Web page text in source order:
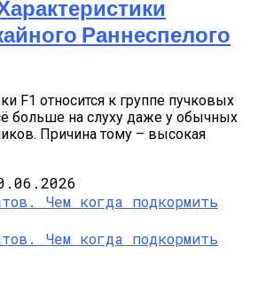
Раннеспелого
F1 относится к группе пучковых
больше на слуху даже у обычных
Причина тому – высокая